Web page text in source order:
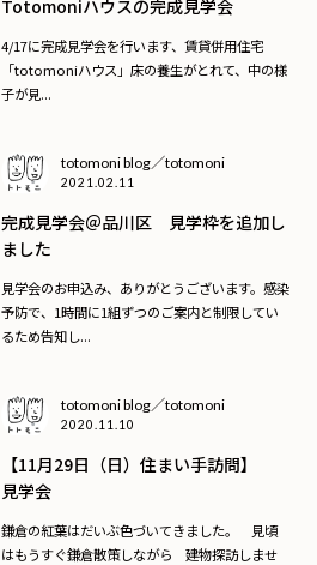
Totomoniハウスの完成見学会
4/17に完成見学会を行います、賃貸併用住宅
「totomoniハウス」床の養生がとれて、中の様
子が見...
totomoni blog／totomoni
2021.02.11
完成見学会＠品川区 見学枠を追加し
ました
見学会のお申込み、ありがとうございます。感染
予防で、1時間に1組ずつのご案内と制限してい
るため告知し...
totomoni blog／totomoni
2020.11.10
【11月29日（日）住まい手訪問】
見学会
鎌倉の紅葉はだいぶ色づいてきました。 見頃
はもうすぐ鎌倉散策しながら 建物探訪しませ